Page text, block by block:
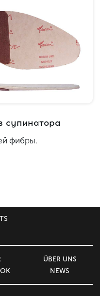
супинатора
фибры.
ÜBER UNS
NEWS